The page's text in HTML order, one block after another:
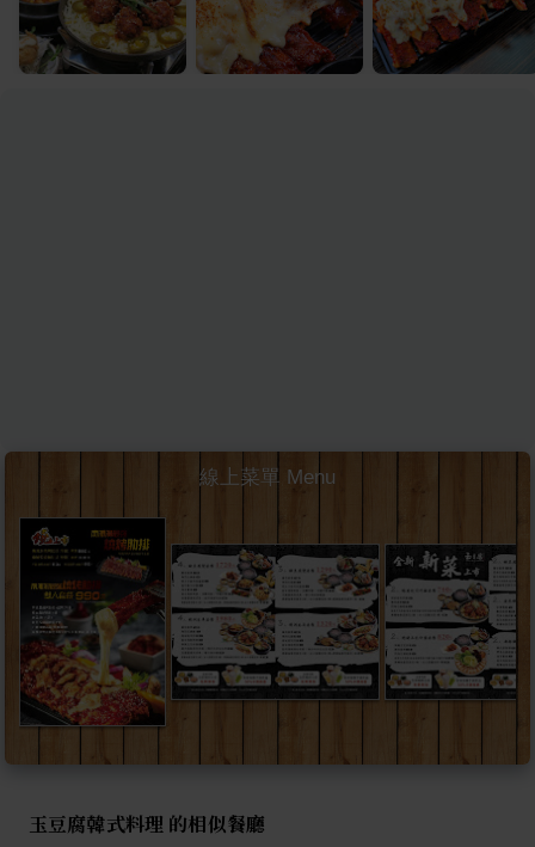
線上菜單 Menu
玉豆腐韓式料理 的相似餐廳